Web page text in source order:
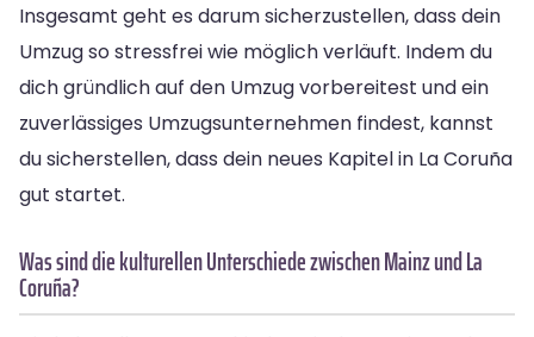
Insgesamt geht es darum sicherzustellen, dass dein
Umzug so stressfrei wie möglich verläuft. Indem du
dich gründlich auf den Umzug vorbereitest und ein
zuverlässiges Umzugsunternehmen findest, kannst
du sicherstellen, dass dein neues Kapitel in La Coruña
gut startet.
Was sind die kulturellen Unterschiede zwischen Mainz und La
Coruña?